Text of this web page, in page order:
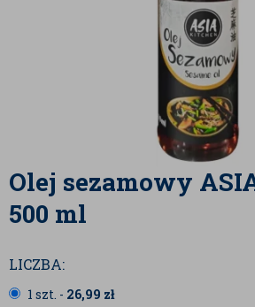
Olej sezamowy
500 ml
LICZBA:
1 szt. - 26,99 zł